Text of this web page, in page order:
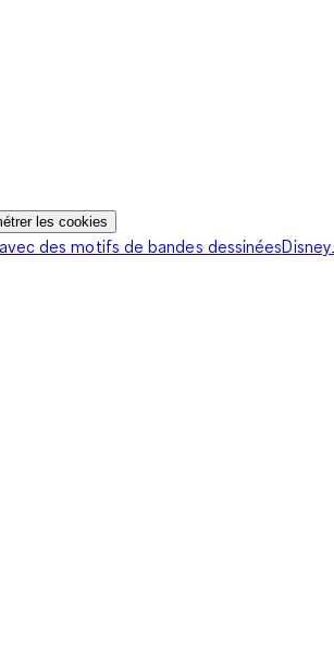
les cookies
des motifs de bandes dessinéesDisney